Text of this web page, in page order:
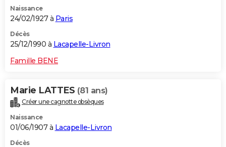
Naissance
24/02/1927 à Paris
Décès
25/12/1990 à Lacapelle-Livron
Famille BENE
Marie LATTES (81 ans)
Créer une cagnotte obsèques
Naissance
01/06/1907 à Lacapelle-Livron
Décès